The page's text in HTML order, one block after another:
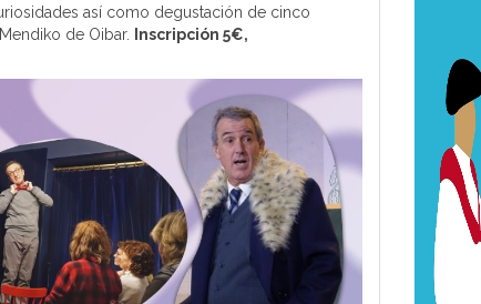
así como degustación de cinco
de Oibar.
Inscripción 5€,